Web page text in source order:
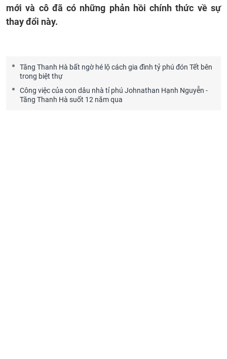
mới và cô đã có những phản hồi chính thức về sự
thay đổi này.
Tăng Thanh Hà bất ngờ hé lộ cách gia đình tỷ phú đón Tết bên
trong biệt thự
Công việc của con dâu nhà tỉ phú Johnathan Hạnh Nguyễn -
Tăng Thanh Hà suốt 12 năm qua